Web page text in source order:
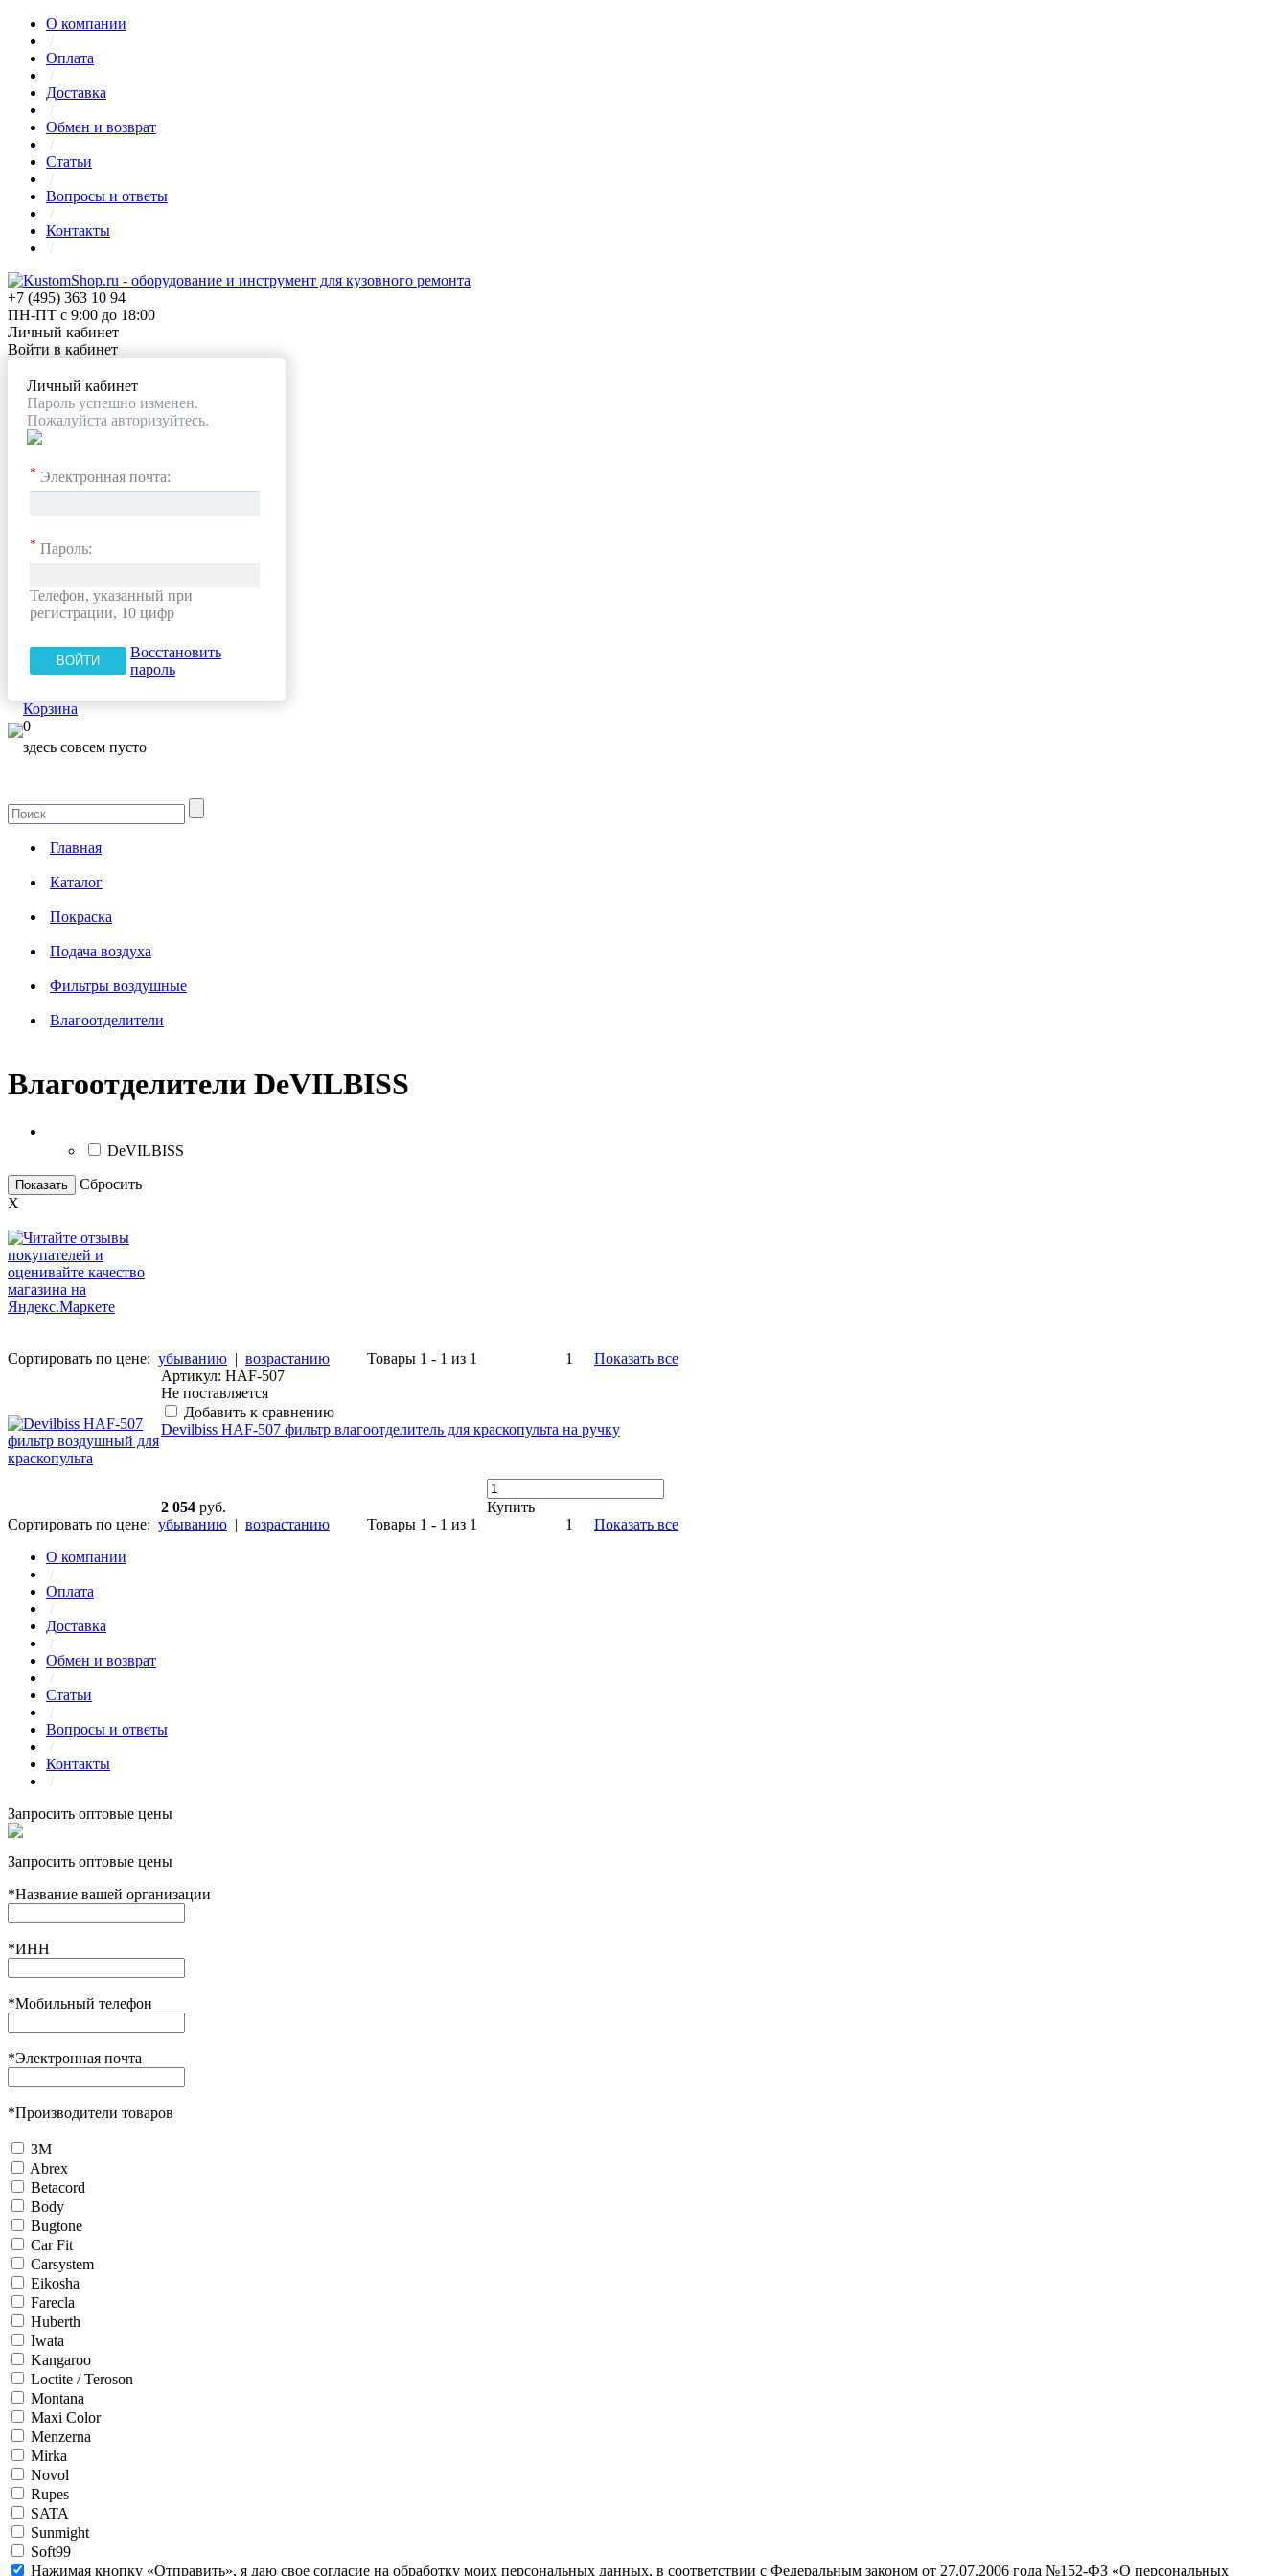
О компании
/
Оплата
/
Доставка
/
Обмен и возврат
/
Статьи
/
Вопросы и ответы
/
Контакты
/
+7 (495) 363 10 94
ПН-ПТ с 9:00 до 18:00
Личный кабинет
Войти в кабинет
Личный кабинет
Пароль успешно изменен.
Пожалуйста авторизуйтесь.
* Электронная почта:
* Пароль:
Телефон, указанный при
регистрации, 10 цифр
Восстановить
пароль
Корзина
0
здесь совсем пусто
Главная
Каталог
Покраска
Подача воздуха
Фильтры воздушные
Влагоотделители
Влагоотделители DeVILBISS
DeVILBISS
Показать
Сбросить
X
Сортировать по цене: убыванию | возрастанию Товары 1 - 1 из 1 1
Показать все
Артикул: HAF-507
Не поставляется
Добавить к сравнению
Devilbiss HAF-507 фильтр влагоотделитель для краскопульта на ручку
2 054 руб.
Купить
Сортировать по цене: убыванию | возрастанию Товары 1 - 1 из 1 1
Показать все
О компании
/
Оплата
/
Доставка
/
Обмен и возврат
/
Статьи
/
Вопросы и ответы
/
Контакты
/
Запросить оптовые цены
Запросить оптовые цены
*Название вашей организации
*ИНН
*Мобильный телефон
*Электронная почта
*Производители товаров
3М
Abrex
Betacord
Body
Bugtone
Car Fit
Carsystem
Eikosha
Farecla
Huberth
Iwata
Kangaroo
Loctite / Teroson
Montana
Maxi Color
Menzerna
Mirka
Novol
Rupes
SATA
Sunmight
Soft99
Нажимая кнопку «Отправить», я даю свое согласие на обработку моих персональных данных, в соответствии с Федеральным законом от 27.07.2006 года №152-ФЗ «О персональных